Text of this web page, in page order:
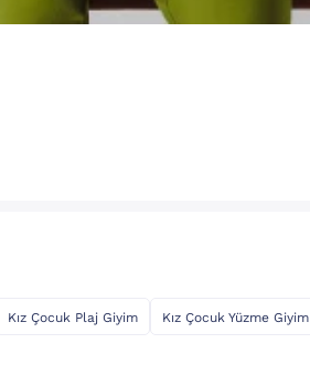
Kız Çocuk Plaj Giyim Kız Çocuk Yüzme Giyim